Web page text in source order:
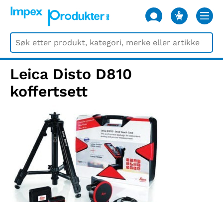
0
VARER
Leica Disto D810
koffertsett